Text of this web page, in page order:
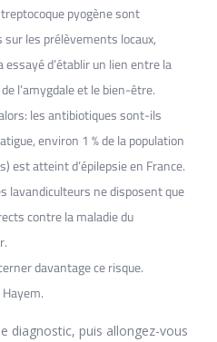
pyogène sont
les prélèvements locaux,
d’établir un lien entre la
l’amygdale et le bien-être.
les antibiotiques sont-ils
environ 1 % de la population
est atteint d’épilepsie en France.
lavandiculteurs ne disposent que
contre la maladie du
davantage ce risque.
diagnostic, puis allongez-vous